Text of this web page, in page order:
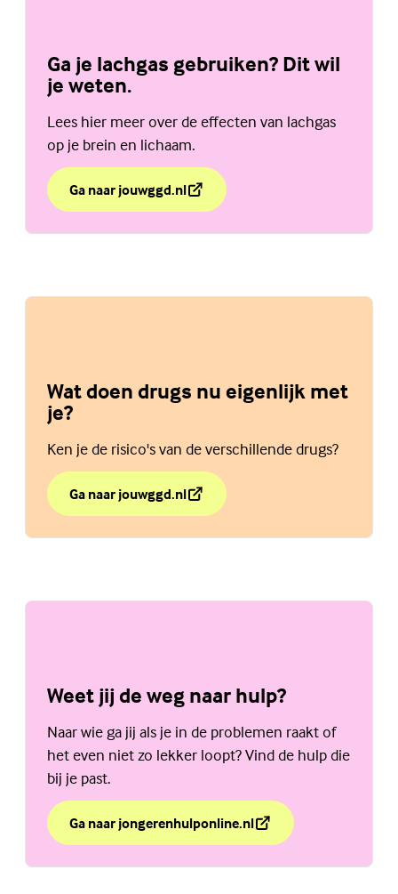
Ga je lachgas gebruiken? Dit wil
je weten.
Lees hier meer over de effecten van lachgas
op je brein en lichaam.
Ga naar jouwggd.nl
over Ga je lachgas gebruiken? Dit wil je weten.
(Externe link)
Wat doen drugs nu eigenlijk met
je?
Ken je de risico's van de verschillende drugs?
Ga naar jouwggd.nl
over Wat doen drugs nu eigenlijk met je?
(Externe link)
Weet jij de weg naar hulp?
Naar wie ga jij als je in de problemen raakt of
het even niet zo lekker loopt? Vind de hulp die
bij je past.
Ga naar jongerenhulponline.nl
over Weet jij de weg naar hulp?
(Externe link)